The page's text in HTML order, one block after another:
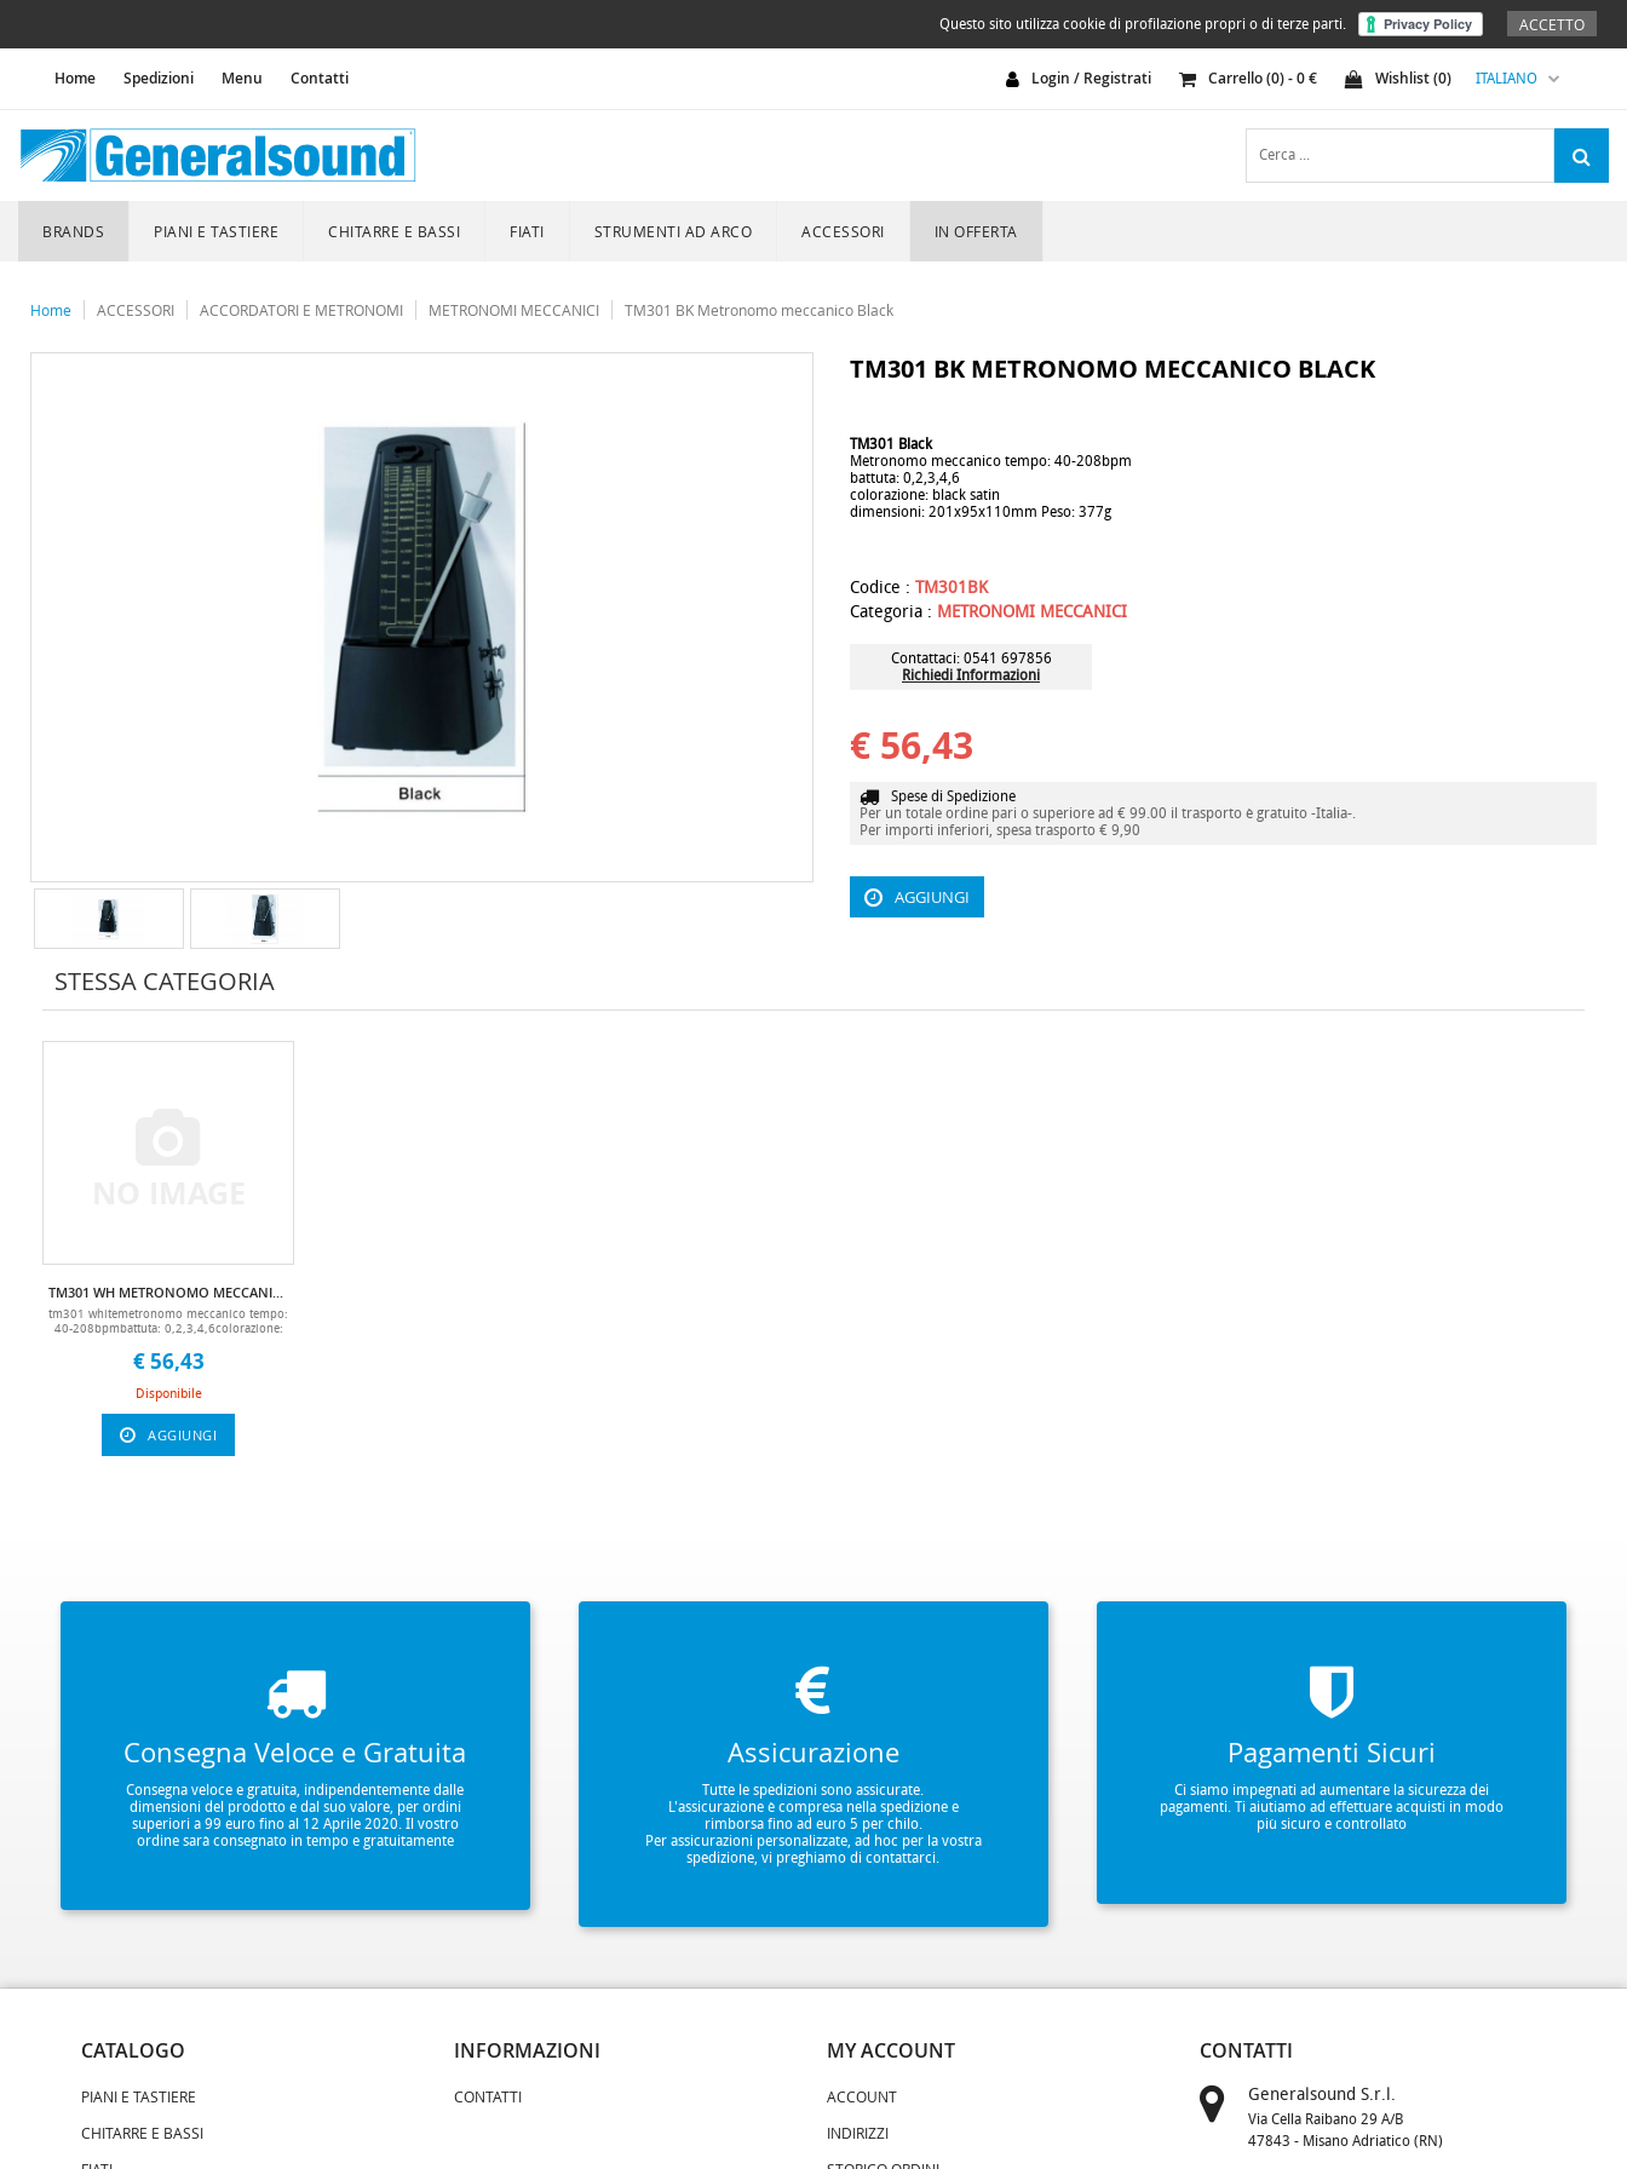
ACCETTO
Questo sito utilizza cookie di profilazione propri o di terze parti.
Home Spedizioni Menu Contatti ITALIANO
Login / Registrati Carrello (0) -0€ Wishlist (0)
BRANDS PIANI E TASTIERE CHITARRE E BASSI FIATI STRUMENTI AD ARCO ACCESSORI IN OFFERTA
Home ACCESSORI ACCORDATORI E METRONOMI METRONOMI MECCANICI TM301 BK Metronomo meccanico Black
TM301 BK METRONOMO MECCANICO BLACK
TM301 Black
Metronomo meccanico tempo: 40-208bpm
battuta: 0,2,3,4,6
colorazione: black satin
dimensioni: 201x95x110mm Peso: 377g
Codice : TM301BK
Categoria : METRONOMI MECCANICI
Contattaci: 0541 697856
Richiedi Informazioni
€ 56,43
Spese di Spedizione
Per un totale ordine pari o superiore ad € 99.00 il trasporto è gratuito -Italia-.
Per importi inferiori, spesa trasporto € 9,90
AGGIUNGI
STESSA CATEGORIA
tm301 whitemetronomo meccanico tempo:
40-208bpmbattuta: 0,2,3,4,6colorazione:
peso: 377gmetronomi, metronomo, metro,
trono, tempo, time, metronome, scandire,
scandito, analogico
€ 56,43
Disponibile
AGGIUNGI
Consegna Veloce e Gratuita
Consegna veloce e gratuita, indipendentemente dalle
dimensioni del prodotto e dal suo valore, per ordini
superiori a 99 euro fino al 12 Aprile 2020. Il vostro
ordine sarà consegnato in tempo e gratuitamente
Assicurazione
Tutte le spedizioni sono assicurate.
L'assicurazione è compresa nella spedizione e
rimborsa fino ad euro 5 per chilo.
Per assicurazioni personalizzate, ad hoc per la vostra
spedizione, vi preghiamo di contattarci.
Pagamenti Sicuri
Ci siamo impegnati ad aumentare la sicurezza dei
pagamenti. Ti aiutiamo ad effettuare acquisti in modo
più sicuro e controllato
CATALOGO
PIANI E TASTIERE
CHITARRE E BASSI
INFORMAZIONI
CONTATTI
MY ACCOUNT
ACCOUNT
INDIRIZZI
CONTATTI
Generalsound S.r.l.
Via Cella Raibano 29 A/B
47843 - Misano Adriatico (RN)